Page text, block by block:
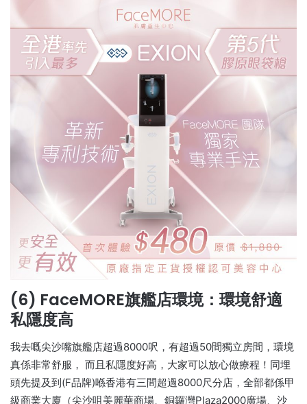
(6) FaceMORE旗艦店環境：環境舒適
私隱度高
我去嘅尖沙嘴旗艦店超過8000呎，有超過50間獨立房間，環境
真係非常舒服， 而且私隱度好高，大家可以放心做療程！同埋
頭先提及到(F品牌)喺香港有三間超過8000尺分店，全部都係甲
級商業大廈（尖沙咀美麗華商場、銅鑼灣Plaza2000廣場、沙